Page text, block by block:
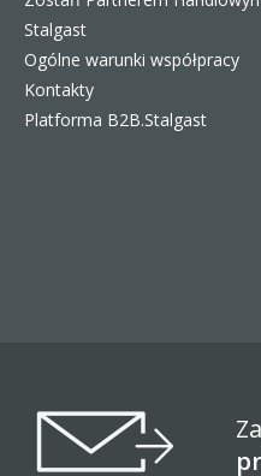
Stalgast
Ogólne warunki współpracy
Kontakty
Platforma B2B.Stalgast